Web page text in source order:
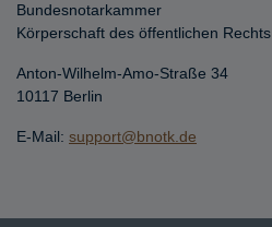
Bundesnotarkammer
Körperschaft des öffentlichen Rechts
Anton-Wilhelm-Amo-Straße 34
10117 Berlin
E-Mail: support@bnotk.de